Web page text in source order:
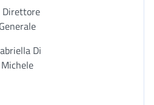
Direttore
Generale
Di
Michele